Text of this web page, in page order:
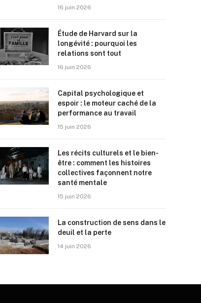
16 juin 2026
Étude de Harvard sur la
longévité : pourquoi les
relations sont tout
16 juin 2026
Capital psychologique et
espoir : le moteur caché de la
performance au travail
15 juin 2026
Les récits culturels et le bien-
être : comment les histoires
collectives façonnent notre
santé mentale
15 juin 2026
La construction de sens dans le
deuil et la perte
14 juin 2026